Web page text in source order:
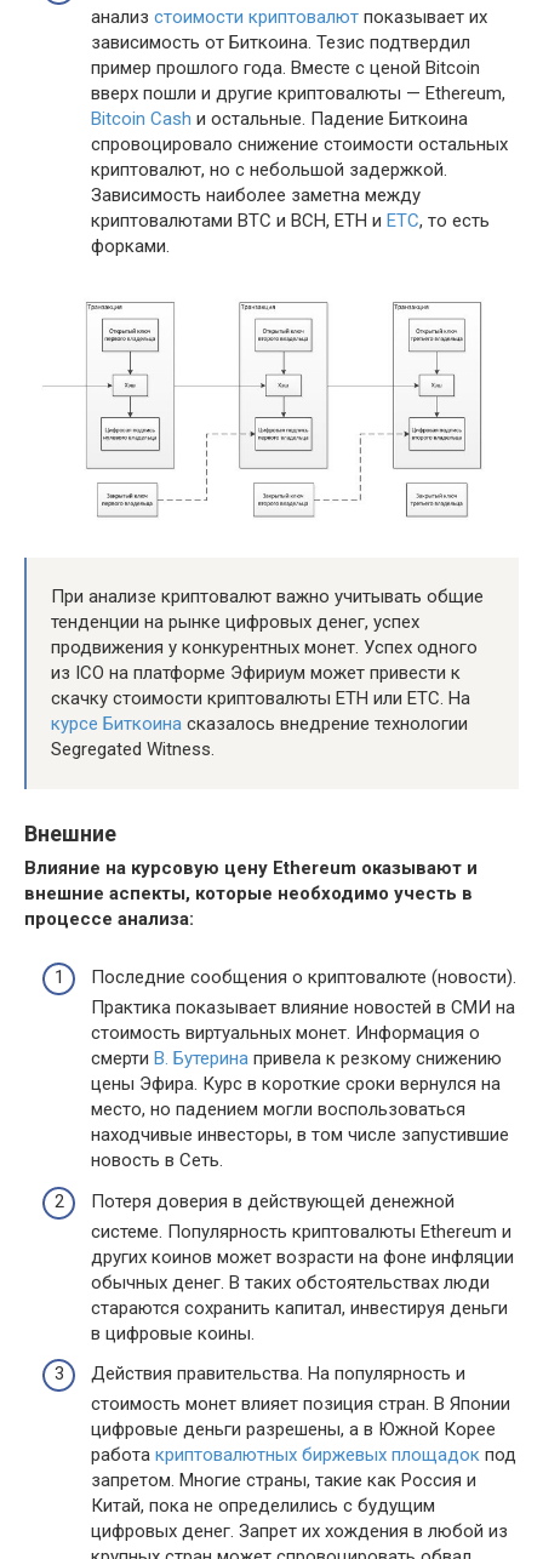
анализ стоимости криптовалют показывает их
зависимость от Биткоина. Тезис подтвердил
пример прошлого года. Вместе с ценой Bitcoin
вверх пошли и другие криптовалюты — Ethereum,
Bitcoin Cash и остальные. Падение Биткоина
спровоцировало снижение стоимости остальных
криптовалют, но с небольшой задержкой.
Зависимость наиболее заметна между
криптовалютами BTC и BCH, ETH и ETC, то есть
форками.
При анализе криптовалют важно учитывать общие
тенденции на рынке цифровых денег, успех
продвижения у конкурентных монет. Успех одного
из ICO на платформе Эфириум может привести к
скачку стоимости криптовалюты ETH или ETC. На
курсе Биткоина сказалось внедрение технологии
Segregated Witness.
Внешние
Влияние на курсовую цену Ethereum оказывают и
внешние аспекты, которые необходимо учесть в
процессе анализа:
Последние сообщения о криптовалюте (новости).
Практика показывает влияние новостей в СМИ на
стоимость виртуальных монет. Информация о
смерти В. Бутерина привела к резкому снижению
цены Эфира. Курс в короткие сроки вернулся на
место, но падением могли воспользоваться
находчивые инвесторы, в том числе запустившие
новость в Сеть.
Потеря доверия в действующей денежной
системе. Популярность криптовалюты Ethereum и
других коинов может возрасти на фоне инфляции
обычных денег. В таких обстоятельствах люди
стараются сохранить капитал, инвестируя деньги
в цифровые коины.
Действия правительства. На популярность и
стоимость монет влияет позиция стран. В Японии
цифровые деньги разрешены, а в Южной Корее
работа криптовалютных биржевых площадок под
запретом. Многие страны, такие как Россия и
Китай, пока не определились с будущим
цифровых денег. Запрет их хождения в любой из